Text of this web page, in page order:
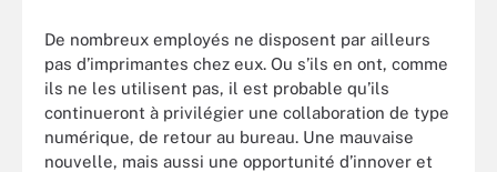
De nombreux employés ne disposent par ailleurs
pas d’imprimantes chez eux. Ou s’ils en ont, comme
ils ne les utilisent pas, il est probable qu’ils
continueront à privilégier une collaboration de type
numérique, de retour au bureau. Une mauvaise
nouvelle, mais aussi une opportunité d’innover et